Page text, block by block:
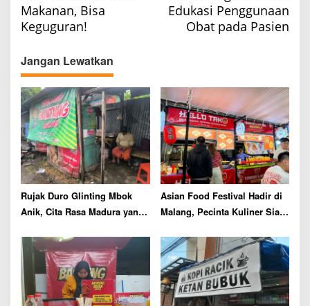
t
a
v
i
g
a
t
i
o
n
Makanan, Bisa
Keguguran!
Edukasi Penggunaan
Obat pada Pasien
Jangan Lewatkan
Rujak Duro Glinting Mbok
Anik, Cita Rasa Madura yang
Asian Food Festival Hadir di
Malang, Pecinta Kuliner Siap